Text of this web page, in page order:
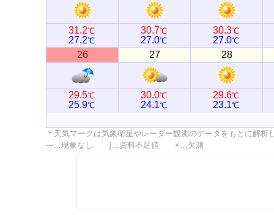
31.2℃
27.2℃
30.7℃
27.0℃
30.3℃
27.0℃
26 27 28
29.5℃
25.9℃
30.0℃
24.1℃
29.6℃
23.1℃
＊天気マークは気象衛星やレーダー観測のデータをもとに解
---…現象なし ]…資料不足値 ×…欠測